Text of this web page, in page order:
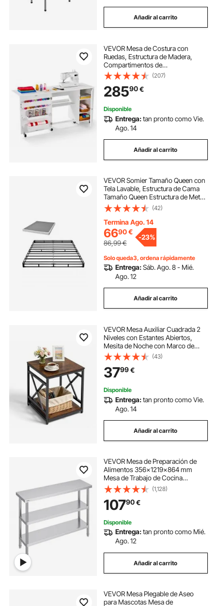
Añadir al carrito
VEVOR Mesa de Costura con
Ruedas, Estructura de Madera,
Compartimentos de
Almacenamiento y Puerta
Magnética, Capacidad de Carga 40
kg, Ideal para Estación de
Manualidades y Mesa Auxiliar,
Blanco
(207)
28590€
Disponible
Entrega:tan pronto como Vie.
Ago. 14
Añadir al carrito
VEVOR Somier Tamaño Queen con
Tela Lavable, Estructura de Cama
Tamaño Queen Estructura de Metal
Resistente 2010 x 1510 x 102 mm,
Base de Colchón de Capacidad
Máxima de 1587,57 kg Fácil Instalar
(42)
Termina Ago. 14
6690€
86,99€
-23%
Solo queda3, ordena rápidamente
Entrega:Sáb. Ago. 8 - Mié.
Ago. 12
Añadir al carrito
VEVOR Mesa Auxiliar Cuadrada 2
Niveles con Estantes Abiertos,
Mesita de Noche con Marco de
Metal en Forma de X, Escritorio de
Centro 45,7x45,7x51 cm, para Sala
de Estar, Dormitorio, Oficina,
Marrón
(43)
3799€
Disponible
Entrega:tan pronto como Vie.
Ago. 14
Añadir al carrito
VEVOR Mesa de Preparación de
Alimentos 356x1219x864 mm
Mesa de Trabajo de Cocina
Comercial de Acero Inoxidable con
2 Estantes Inferiores Ajustables
Mesa de Preparación para Parrilla,
Cocina, Hogar
(1,128)
10790€
Disponible
Entrega:tan pronto como Mié.
Ago. 12
Añadir al carrito
VEVOR Mesa Plegable de Aseo
para Mascotas Mesa de